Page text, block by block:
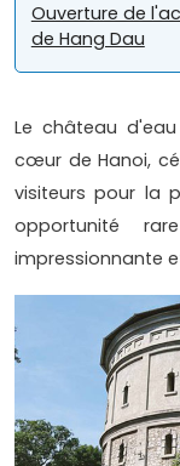
Ouverture de
de Hang Dau
Le château
cœur de Hanoi,
visiteurs pour la
opportunité
impressionnante